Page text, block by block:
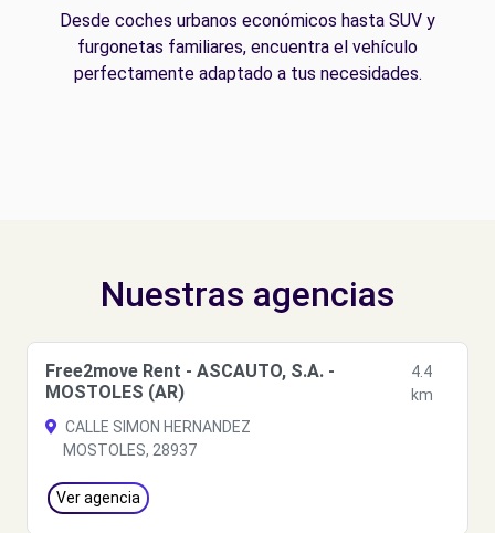
Desde coches urbanos económicos hasta SUV y
furgonetas familiares, encuentra el vehículo
perfectamente adaptado a tus necesidades.
Nuestras agencias
Free2move Rent - ASCAUTO, S.A. -
MOSTOLES (AR)
4.4
km
CALLE SIMON HERNANDEZ
MOSTOLES, 28937
Ver agencia